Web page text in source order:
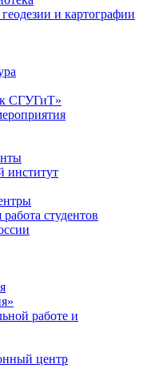
и картографии
СГУГиТ»
институт
студентов
работе и
центр